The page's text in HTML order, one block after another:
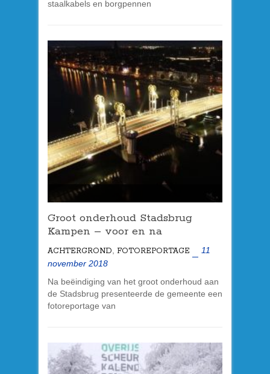
staalkabels en borgpennen
Groot onderhoud Stadsbrug
Kampen – voor en na
ACHTERGROND FOTOREPORTAGE
11
november 2018
Na beëindiging van het groot onderhoud aan
de Stadsbrug presenteerde de gemeente een
fotoreportage van